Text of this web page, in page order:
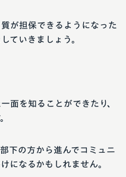
が担保できるようになった
ていきましょう。
面を知ることができたり、
下の方から進んでコミュニ
になるかもしれません。